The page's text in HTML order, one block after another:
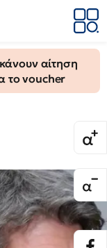
αίτηση
το voucher